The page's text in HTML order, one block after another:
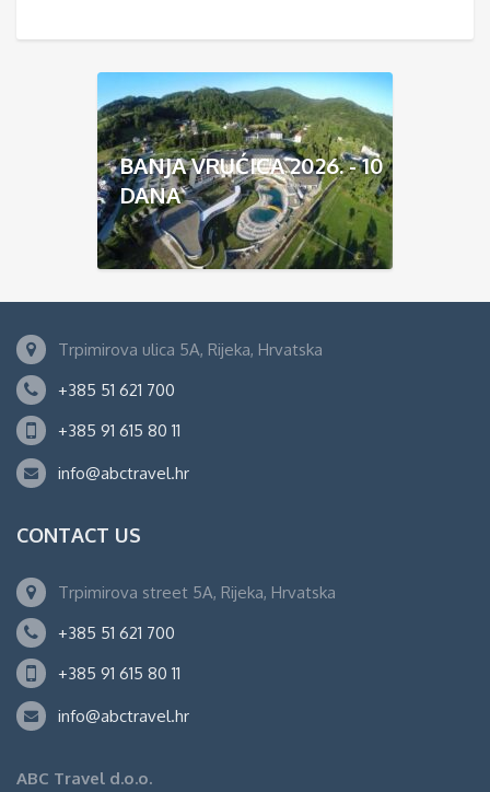
BANJA VRUĆICA 2026. - 10
DANA
Trpimirova ulica 5A, Rijeka, Hrvatska
+385 51 621 700
+385 91 615 80 11
info@abctravel.hr
CONTACT US
Trpimirova street 5A, Rijeka, Hrvatska
+385 51 621 700
+385 91 615 80 11
info@abctravel.hr
ABC Travel d.o.o.